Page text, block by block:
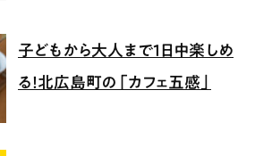
子どもから大人まで1日中楽しめ
る！北広島町の「カフェ五感」